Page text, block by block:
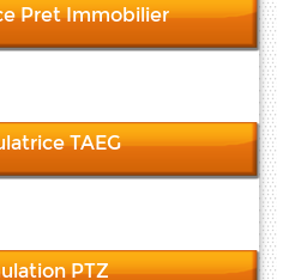
Pret Immobilier
TAEG
PTZ